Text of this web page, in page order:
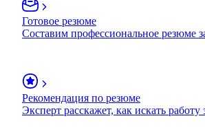
Готовое резюме
Составим профессиональное резюме
Рекомендация по резюме
Эксперт расскажет, как искать